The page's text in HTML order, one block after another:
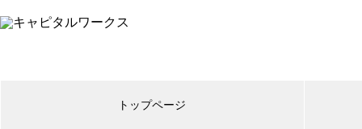
トップページ